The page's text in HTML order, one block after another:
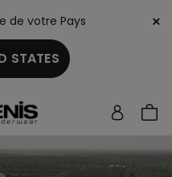
de votre Pays ×